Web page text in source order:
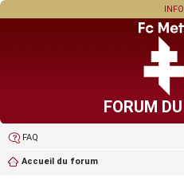
FORUM
FAQ
Accueil du forum